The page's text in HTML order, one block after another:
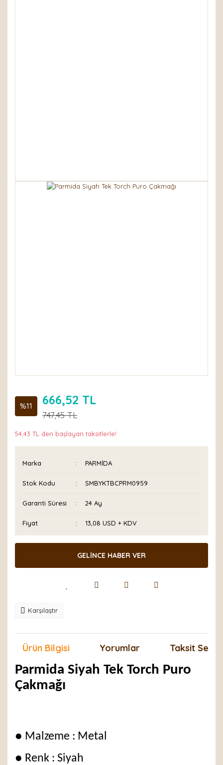
%11 666,52 TL
747,45 TL
54,43 TL den başlayan taksitlerle!
Marka PARMİDA
Stok Kodu SMBYKTBCPRM0959
Garanti Süresi 24 Ay
Fiyat 13,08 USD + KDV
GELİNCE HABER VER
Karşılaştır
Ürün Bilgisi Yorumlar Taksit
Parmida Siyah Tek Torch Puro
Çakmağı
● Malzeme : Metal
● Renk : Siyah